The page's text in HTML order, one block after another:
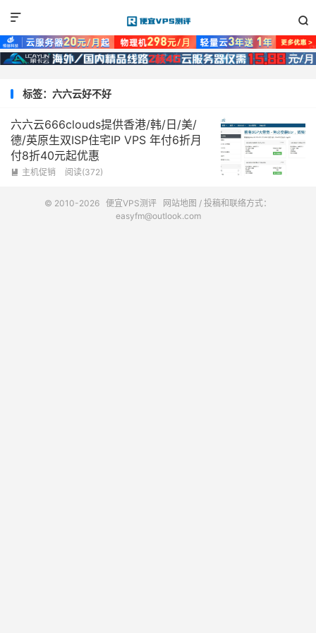


标签：六六云好不好
六六云666clouds提供香港/韩/日/美/
德/英原生双ISP住宅IP VPS 年付6折月
付8折40元起优惠
 主机促销 阅读(372)
© 2010-2026 便宜VPS测评 网站地图 / 投稿和联络方式：
easyfm@outlook.com